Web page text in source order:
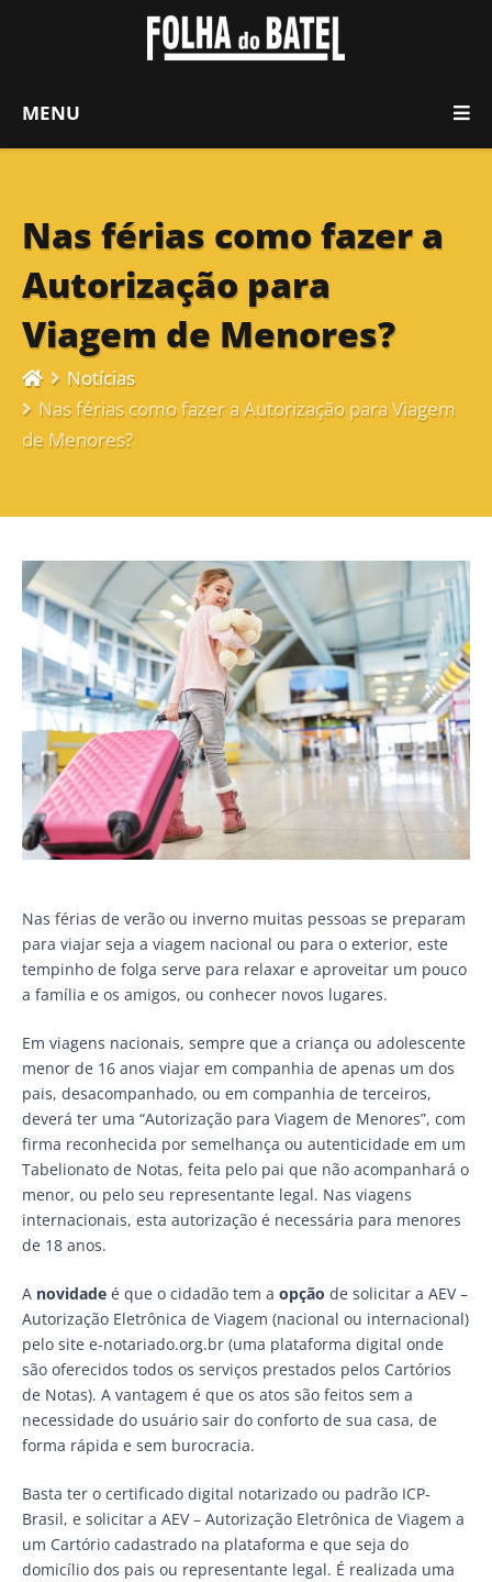
MENU
Nas férias como fazer a
Autorização para
Viagem de Menores?
Notícias
Nas férias como fazer a Autorização para Viagem
de Menores?
Nas férias de verão ou inverno muitas pessoas se preparam
para viajar seja a viagem nacional ou para o exterior, este
tempinho de folga serve para relaxar e aproveitar um pouco
a família e os amigos, ou conhecer novos lugares.
Em viagens nacionais, sempre que a criança ou adolescente
menor de 16 anos viajar em companhia de apenas um dos
pais, desacompanhado, ou em companhia de terceiros,
deverá ter uma “Autorização para Viagem de Menores”, com
firma reconhecida por semelhança ou autenticidade em um
Tabelionato de Notas, feita pelo pai que não acompanhará o
menor, ou pelo seu representante legal. Nas viagens
internacionais, esta autorização é necessária para menores
de 18 anos.
A novidade é que o cidadão tem a opção de solicitar a AEV –
Autorização Eletrônica de Viagem (nacional ou internacional)
pelo site e-notariado.org.br (uma plataforma digital onde
são oferecidos todos os serviços prestados pelos Cartórios
de Notas). A vantagem é que os atos são feitos sem a
necessidade do usuário sair do conforto de sua casa, de
forma rápida e sem burocracia.
Basta ter o certificado digital notarizado ou padrão ICP-
Brasil, e solicitar a AEV – Autorização Eletrônica de Viagem a
um Cartório cadastrado na plataforma e que seja do
domicílio dos pais ou representante legal. É realizada uma